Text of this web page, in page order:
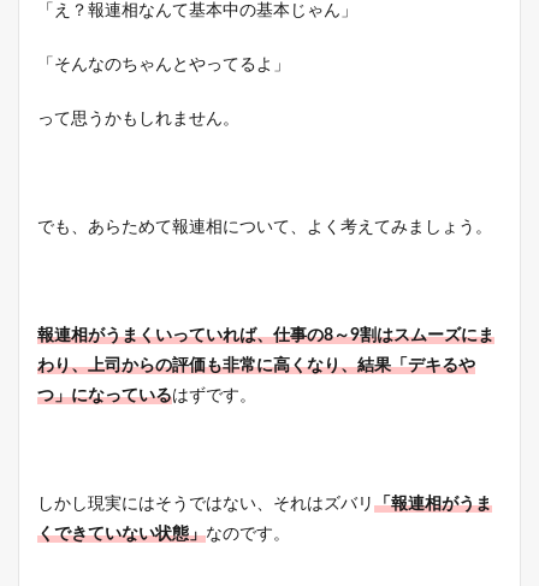
「え？報連相なんて基本中の基本じゃん」
「そんなのちゃんとやってるよ」
って思うかもしれません。
でも、あらためて報連相について、よく考えてみましょう。
報連相がうまくいっていれば、仕事の8～9割はスムーズにま
わり、上司からの評価も非常に高くなり、結果「デキるや
つ」になっているはずです。
しかし現実にはそうではない、それはズバリ 「報連相がうま
くできていない状態」なのです。